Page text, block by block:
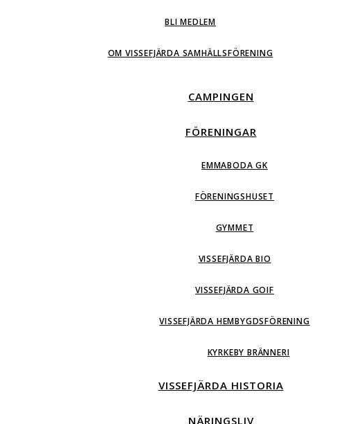
BLI MEDLEM
OM VISSEFJÄRDA SAMHÄLLSFÖRENING
CAMPINGEN
FÖRENINGAR
EMMABODA GK
FÖRENINGSHUSET
GYMMET
VISSEFJÄRDA BIO
VISSEFJÄRDA GOIF
VISSEFJÄRDA HEMBYGDSFÖRENING
KYRKEBY BRÄNNERI
VISSEFJÄRDA HISTORIA
NÄRINGSLIV